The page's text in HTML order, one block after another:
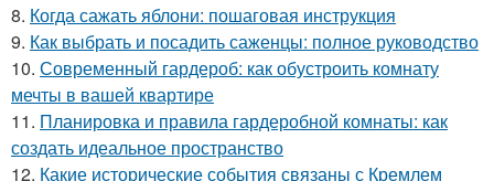
8. Когда сажать яблони: пошаговая инструкция
9. Как выбрать и посадить саженцы: полное руководство
10. Современный гардероб: как обустроить комнату
мечты в вашей квартире
11. Планировка и правила гардеробной комнаты: как
создать идеальное пространство
12. Какие исторические события связаны с Кремлем